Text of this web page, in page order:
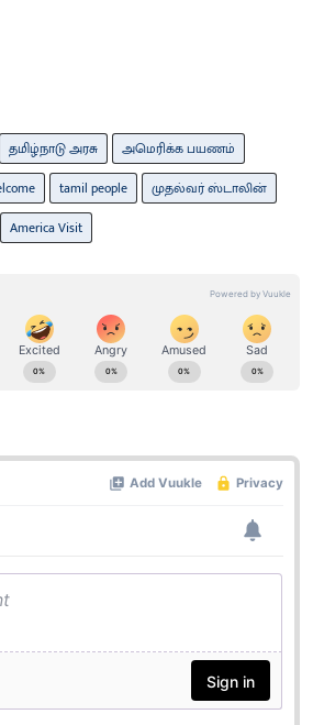
தமிழ்நாடு அரசு
அமெரிக்க பயணம்
tamil people
முதல்வர் ஸ்டாலின்
America Visit